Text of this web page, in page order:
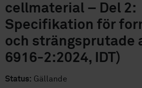
cellmaterial – Del 2:
Specifikation för
och strängsprutade
6916-2:2024, IDT)
Status: Gällande